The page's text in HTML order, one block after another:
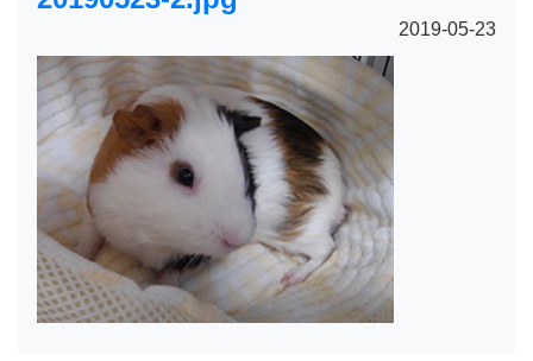
2019-05-23